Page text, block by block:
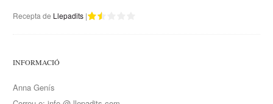
Recepta de Llepadits |
INFORMACIÓ
Anna Genís